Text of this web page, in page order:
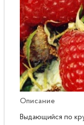
Саженцы плодовые
Сирень
Описание
Выдающийся по